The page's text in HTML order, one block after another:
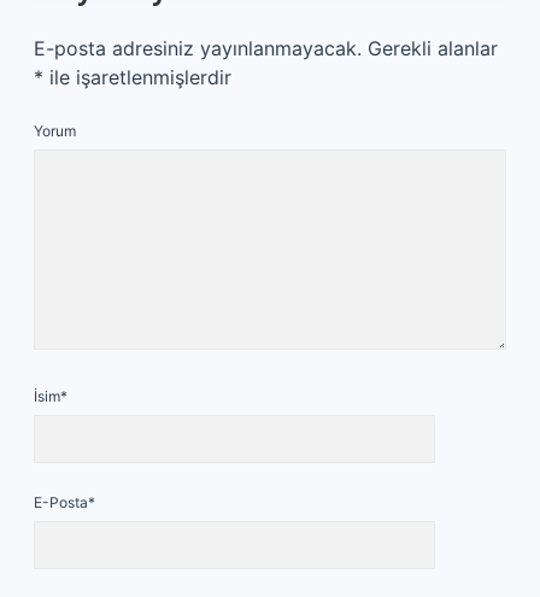
E-posta adresiniz yayınlanmayacak. Gerekli alanlar
* ile işaretlenmişlerdir
Yorum
İsim*
E-Posta*